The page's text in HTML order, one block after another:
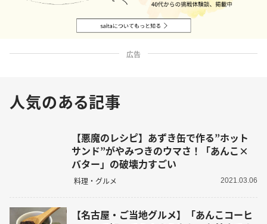
広告
人気のある記事
【悪魔のレシピ】あずき缶で作る”ホット
サンド”がやみつきのウマさ！「あんこ×
バター」の破壊力すごい
料理・グルメ 2021.03.06
【名古屋・ご当地グルメ】「あんこコーヒ